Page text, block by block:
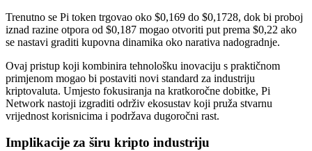
Trenutno se Pi token trgovao oko $0,169 do $0,1728, dok bi proboj
iznad razine otpora od $0,187 mogao otvoriti put prema $0,22 ako
se nastavi graditi kupovna dinamika oko narativa nadogradnje.
Ovaj pristup koji kombinira tehnološku inovaciju s praktičnom
primjenom mogao bi postaviti novi standard za industriju
kriptovaluta. Umjesto fokusiranja na kratkoročne dobitke, Pi
Network nastoji izgraditi održiv ekosustav koji pruža stvarnu
vrijednost korisnicima i podržava dugoročni rast.
Implikacije za širu kripto industriju